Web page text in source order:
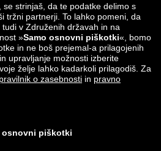
Partner za pošiljanje in
dostavo